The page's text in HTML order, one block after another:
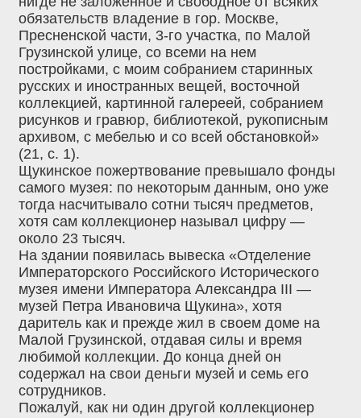
обязательств владение в гор. Москве,
Пресненской части, 3-го участка, по Малой
Грузинской улице, со всеми на нем
постройками, с моим собранием старинных
русских и иностранных вещей, восточной
коллекцией, картинной галереей, собранием
рисунков и гравюр, библиотекой, рукописным
архивом, с мебелью и со всей обстановкой»
(21, с. 1).
Щукинское пожертвование превышало фонды
самого музея: по некоторым данным, оно уже
тогда насчитывало сотни тысяч предметов,
хотя сам коллекционер называл цифру —
около 23 тысяч.
На здании появилась вывеска «Отделение
Императорского Российского Исторического
музея имени Императора Александра III —
музей Петра Ивановича Щукина», хотя
даритель как и прежде жил в своем доме на
Малой Грузинской, отдавая силы и время
любимой коллекции. До конца дней он
содержал на свои деньги музей и семь его
сотрудников.
Пожалуй, как ни один другой коллекционер